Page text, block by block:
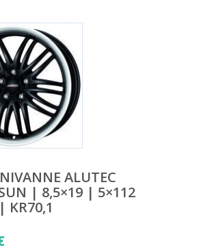
ALUTEC
| 8,5×19 | 5×112
KR70,1